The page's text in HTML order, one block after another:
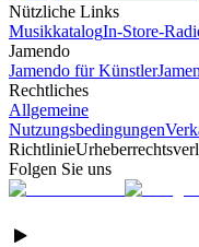
Nützliche Links
MusikkatalogIn-Store-
Jamendo
Jamendo für Künstler
Rechtliches
Allgemeine
Nutzungsbedingungen
Richtlinie
Folgen Sie uns